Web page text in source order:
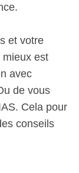
et votre
mieux est
avec
de vous
Cela pour
conseils